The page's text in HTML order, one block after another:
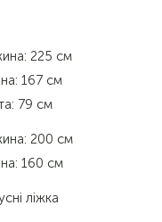
225 см
167 см
79 см
200 см
160 см
ліжка